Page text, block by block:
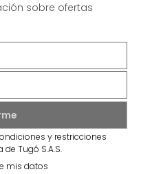
sobre ofertas
y restricciones
Tugó S.A.S.
mis datos